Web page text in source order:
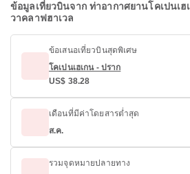
ข้อมูลเที่ยวบินจาก ท่าอากาศยานโคเปนเ
วาคลาฟฮาเวล
ข้อเสนอเที่ยวบินสุดพิเศษ
โคเปนเฮเกน - ปราก
US$ 38.28
เดือนที่มีค่าโดยสารต่ำสุด
ส.ค.
รวมจุดหมายปลายทาง